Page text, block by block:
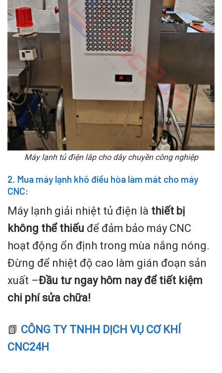
Máy lạnh tủ điện lắp cho dây chuyền công nghiệp
2. Mua máy lạnh khô điều hòa làm mát cho máy
CNC:
Máy lạnh giải nhiệt tủ điện là thiết bị
không thể thiếu để đảm bảo máy CNC
hoạt động ổn định trong mùa nắng nóng.
Đừng để nhiệt độ cao làm gián đoạn sản
xuất –Đầu tư ngay hôm nay để tiết kiệm
chi phí sửa chữa!
📗 CÔNG TY TNHH DỊCH VỤ CƠ KHÍ
CNC24H